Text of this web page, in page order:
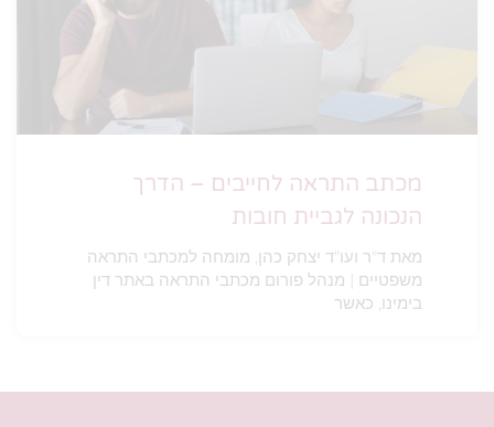
מכתב התראה לחייבים – הדרך
הנכונה לגביית חובות
מאת ד"ר ועו"ד יצחק כהן, מומחה למכתבי התראה
משפטיים | מנהל פורום מכתבי התראה באתר דין
בימינו, כאשר